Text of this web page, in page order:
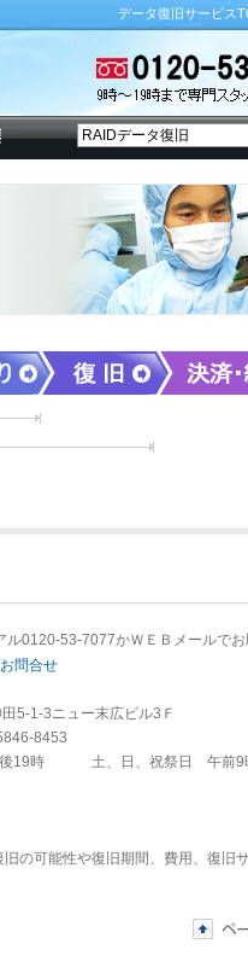
データ復旧サービス
0120-53-7077かＷＥＢメールでお
問合せ
5-1-3ニュー末広ビル3Ｆ
8453
後19時 土、日、祝祭日 午前9
の可能性や復旧期間、費用、復旧